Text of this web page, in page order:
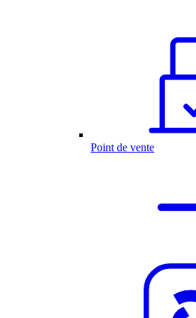
Point de vente